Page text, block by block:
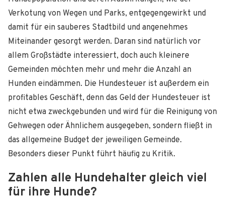
Verkotung von Wegen und Parks, entgegengewirkt und
damit für ein sauberes Stadtbild und angenehmes
Miteinander gesorgt werden. Daran sind natürlich vor
allem Großstädte interessiert, doch auch kleinere
Gemeinden möchten mehr und mehr die Anzahl an
Hunden eindämmen. Die Hundesteuer ist außerdem ein
profitables Geschäft, denn das Geld der Hundesteuer ist
nicht etwa zweckgebunden und wird für die Reinigung von
Gehwegen oder Ähnlichem ausgegeben, sondern fließt in
das allgemeine Budget der jeweiligen Gemeinde.
Besonders dieser Punkt führt häufig zu Kritik.
Zahlen alle Hundehalter gleich viel
für ihre Hunde?